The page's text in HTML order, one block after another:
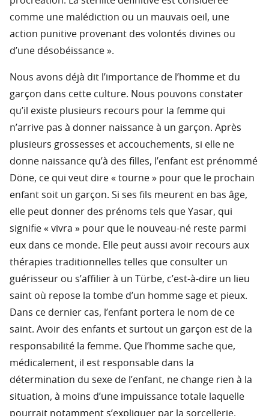
comme une malédiction ou un mauvais oeil, une
action punitive provenant des volontés divines ou
d’une désobéissance ».
Nous avons déjà dit l’importance de l’homme et du
garçon dans cette culture. Nous pouvons constater
qu’il existe plusieurs recours pour la femme qui
n’arrive pas à donner naissance à un garçon. Après
plusieurs grossesses et accouchements, si elle ne
donne naissance qu’à des filles, l’enfant est prénommé
Döne, ce qui veut dire « tourne » pour que le prochain
enfant soit un garçon. Si ses fils meurent en bas âge,
elle peut donner des prénoms tels que Yasar, qui
signifie « vivra » pour que le nouveau-né reste parmi
eux dans ce monde. Elle peut aussi avoir recours aux
thérapies traditionnelles telles que consulter un
guérisseur ou s’affilier à un Türbe, c’est-à-dire un lieu
saint où repose la tombe d’un homme sage et pieux.
Dans ce dernier cas, l’enfant portera le nom de ce
saint. Avoir des enfants et surtout un garçon est de la
responsabilité la femme. Que l’homme sache que,
médicalement, il est responsable dans la
détermination du sexe de l’enfant, ne change rien à la
situation, à moins d’une impuissance totale laquelle
pourrait notamment s’expliquer par la sorcellerie.